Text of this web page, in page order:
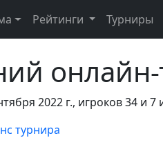
Рейтинги Турниры
2022 г., игроков 34 и 7
турнира